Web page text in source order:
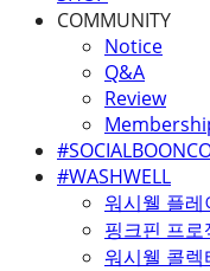
COMMUNITY
Notice
Q&A
Review
#WASHWELL
워시웰 플
핑크핀 프로
워시웰 콜렉